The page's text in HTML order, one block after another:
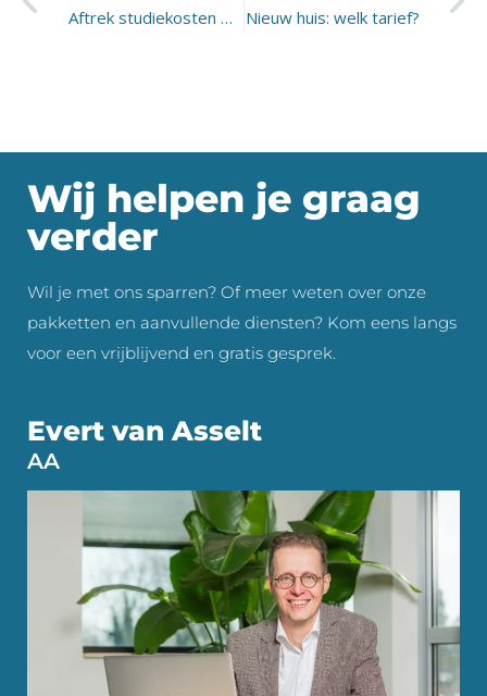
Aftrek studiekosten wordt STAP-subsidie Nieuw huis: welk tarief?
Wij helpen je graag
verder
Wil je met ons sparren? Of meer weten over onze
pakketten en aanvullende diensten? Kom eens langs
voor een vrijblijvend en gratis gesprek.
Evert van Asselt
AA